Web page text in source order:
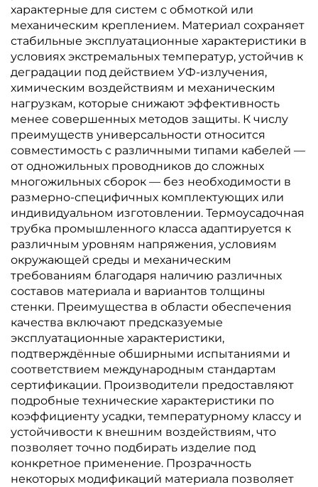
характерные для систем с обмоткой или
механическим креплением. Материал сохраняет
стабильные эксплуатационные характеристики в
условиях экстремальных температур, устойчив к
деградации под действием УФ-излучения,
химическим воздействиям и механическим
нагрузкам, которые снижают эффективность
менее совершенных методов защиты. К числу
преимуществ универсальности относится
совместимость с различными типами кабелей —
от одножильных проводников до сложных
многожильных сборок — без необходимости в
размерно-специфичных комплектующих или
индивидуальном изготовлении. Термоусадочная
трубка промышленного класса адаптируется к
различным уровням напряжения, условиям
окружающей среды и механическим
требованиям благодаря наличию различных
составов материала и вариантов толщины
стенки. Преимущества в области обеспечения
качества включают предсказуемые
эксплуатационные характеристики,
подтверждённые обширными испытаниями и
соответствием международным стандартам
сертификации. Производители предоставляют
подробные технические характеристики по
коэффициенту усадки, температурному классу и
устойчивости к внешним воздействиям, что
позволяет точно подбирать изделие под
конкретное применение. Прозрачность
некоторых модификаций материала позволяет